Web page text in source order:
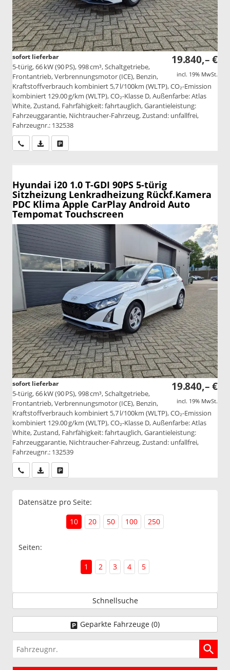
19.840,– €
incl. 19% MwSt.
sofort lieferbar
5-türig, 66 kW (90 PS), 998 cm³, Schaltgetriebe,
Frontantrieb, Verbrennungsmotor (ICE), Benzin,
Kraftstoffverbrauch kombiniert 5,7 l/100km (WLTP), CO₂-Emission
kombiniert 129.00 g/km (WLTP), CO₂-Klasse D, Außenfarbe: Atlas
White, Zustand, Fahrfähigkeit: fahrtauglich, Garantieleistung:
Fahrzeuggarantie, Nichtraucher-Fahrzeug, Zustand: unfallfrei,
Fahrzeugnr.: 132538
Wir rufen Sie anPDF-Datei, Fahrzeugexposé drucken
Hyundai i20 1.0 T-GDI 90PS 5-türig
Sitzheizung Lenkradheizung Rückf.Kamera
PDC Klima Apple CarPlay Android Auto
Tempomat Touchscreen
19.840,– €
incl. 19% MwSt.
sofort lieferbar
5-türig, 66 kW (90 PS), 998 cm³, Schaltgetriebe,
Frontantrieb, Verbrennungsmotor (ICE), Benzin,
Kraftstoffverbrauch kombiniert 5,7 l/100km (WLTP), CO₂-Emission
kombiniert 129.00 g/km (WLTP), CO₂-Klasse D, Außenfarbe: Atlas
White, Zustand, Fahrfähigkeit: fahrtauglich, Garantieleistung:
Fahrzeuggarantie, Nichtraucher-Fahrzeug, Zustand: unfallfrei,
Fahrzeugnr.: 132539
Wir rufen Sie anPDF-Datei, Fahrzeugexposé drucken
Datensätze pro Seite:
10
20 50 100 250
Seiten:
1
2 3 4 5
Schnellsuche
Geparkte Fahrzeuge (0)
Fahrzeugnr.